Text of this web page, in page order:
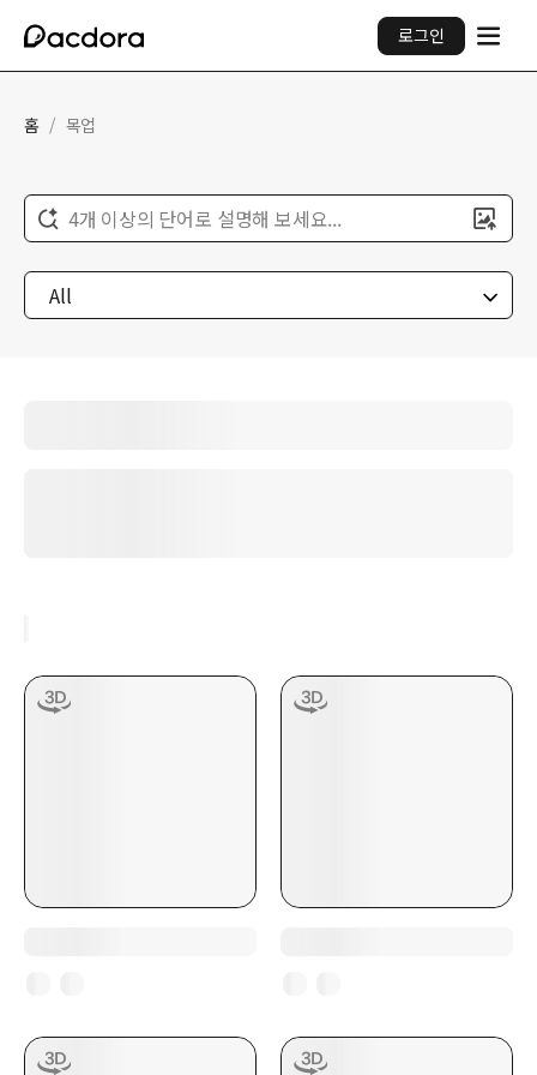
로그인
홈 / 목업
4개 이상의 단어로 설명해 보세요...
All